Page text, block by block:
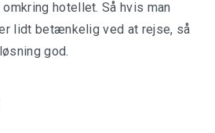
hotellet. Så hvis man
lidt betænkelig ved at rejse, så
god.